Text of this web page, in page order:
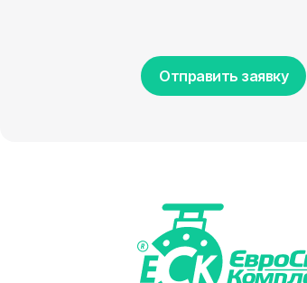
Отправить заявку